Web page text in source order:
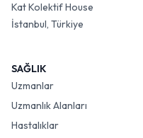
Kat Kolektif House
İstanbul, Türkiye
SAĞLIK
Uzmanlar
Uzmanlık Alanları
Hastalıklar